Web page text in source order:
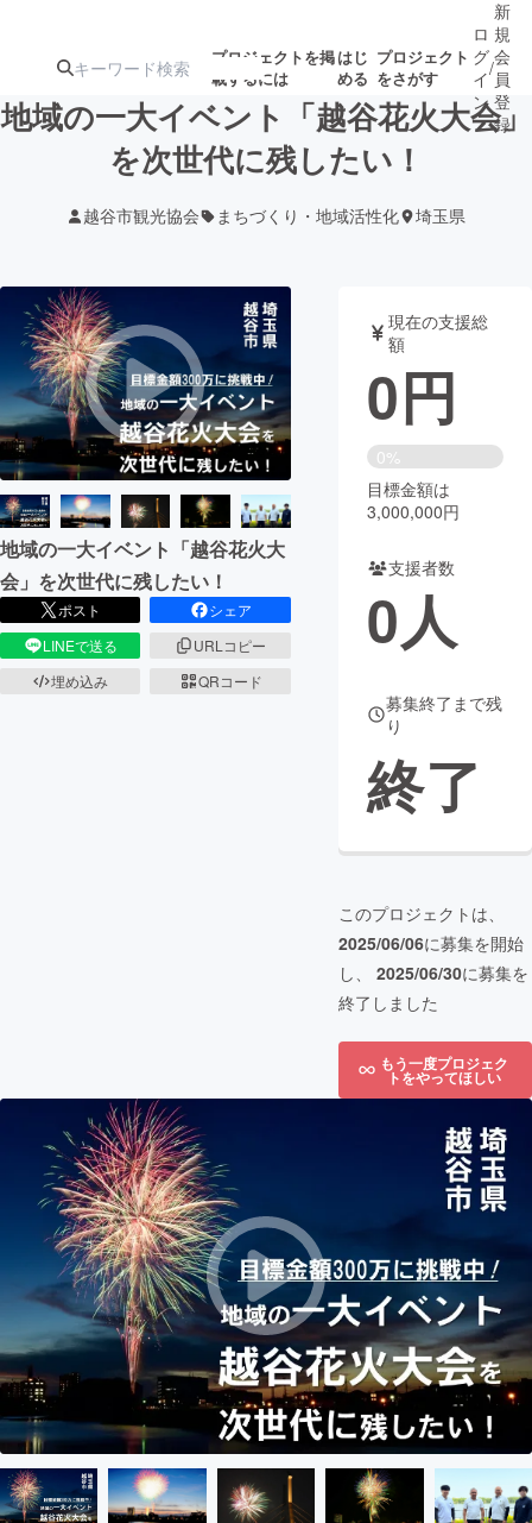
プロジェクトを掲
載するには
はじ
める
プロジェクト
をさがす
注目のリ
ターン
注目の新着プロ
ジェクト
募集終了が近いプ
ロジェクト
されます
アート・写真 音楽
テクノロジー・ガジェット ゲーム・サ
映像・映画 書籍・雑誌
ビジネス・起業 チャレンジ
まちづくり・地域活性化
CAMPFIRE for Social Good
CAMPFIRE Creation
CAMPFIREふるさと納税
ロ
グ
イ
ン
/
新
規
会
員
登
録
地域の一大イベント「越谷花火大会」
を次世代に残したい！
越谷市観光協会 まちづくり・地域活性化 埼玉県
地域の一大イベント「越谷花火大
会」を次世代に残したい！
ポスト
シェア
LINEで送る
URLコピー
埋め込み
QRコード
現在の支援総
額
0円
0%
目標金額は
3,000,000円
支援者数
0人
募集終了まで残
り
終了
このプロジェクトは、
2025/06/06に募集を開始
し、 2025/06/30に募集を
終了しました
もう一度プロジェク
トをやってほしい